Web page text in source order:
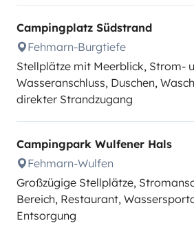
Campingplatz Südstrand
Fehmarn-Burgtiefe
Stellplätze mit Meerblick, Strom-
Wasseranschluss, Duschen,
direkter Strandzugang
Campingpark Wulfener Hals
Fehmarn-Wulfen
Großzügige Stellplätze,
Bereich, Restaurant,
Entsorgung